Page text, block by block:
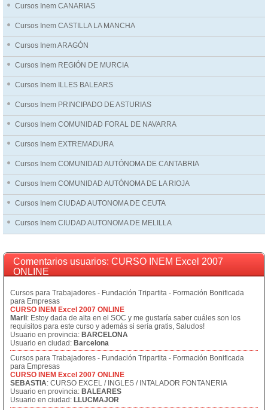
Cursos Inem CANARIAS
Cursos Inem CASTILLA LA MANCHA
Cursos Inem ARAGÓN
Cursos Inem REGIÓN DE MURCIA
Cursos Inem ILLES BALEARS
Cursos Inem PRINCIPADO DE ASTURIAS
Cursos Inem COMUNIDAD FORAL DE NAVARRA
Cursos Inem EXTREMADURA
Cursos Inem COMUNIDAD AUTÓNOMA DE CANTABRIA
Cursos Inem COMUNIDAD AUTÓNOMA DE LA RIOJA
Cursos Inem CIUDAD AUTONOMA DE CEUTA
Cursos Inem CIUDAD AUTONOMA DE MELILLA
Comentarios usuarios: CURSO INEM Excel 2007
ONLINE
Cursos para Trabajadores - Fundación Tripartita - Formación Bonificada
para Empresas
CURSO INEM Excel 2007 ONLINE
Marli: Estoy dada de alta en el SOC y me gustaría saber cuáles son los
requisitos para este curso y además si sería gratis, Saludos!
Usuario en provincia: BARCELONA
Usuario en ciudad: Barcelona
Cursos para Trabajadores - Fundación Tripartita - Formación Bonificada
para Empresas
CURSO INEM Excel 2007 ONLINE
SEBASTIA: CURSO EXCEL / INGLES / INTALADOR FONTANERIA
Usuario en provincia: BALEARES
Usuario en ciudad: LLUCMAJOR